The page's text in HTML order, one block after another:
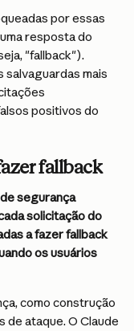
por essas
resposta do
"fallback").
salvaguardas mais
positivos do
fallback
segurança
solicitação do
a fazer fallback
os usuários
como construção
de ataque. O Claude